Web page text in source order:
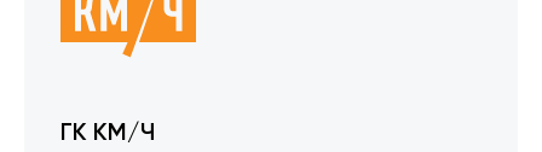
ГК КМ/Ч